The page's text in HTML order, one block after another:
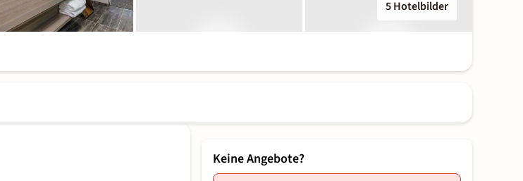
5 Hotelbilder
Keine Angebote?